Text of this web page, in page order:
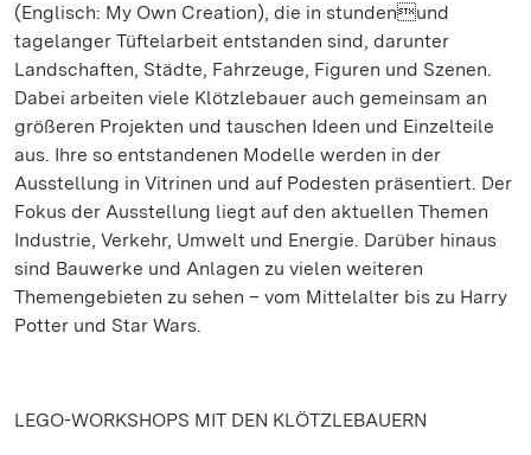
(Englisch: My Own Creation), die in stundenund
tagelanger Tüftelarbeit entstanden sind, darunter
Landschaften, Städte, Fahrzeuge, Figuren und Szenen.
Dabei arbeiten viele Klötzlebauer auch gemeinsam an
größeren Projekten und tauschen Ideen und Einzelteile
aus. Ihre so entstandenen Modelle werden in der
Ausstellung in Vitrinen und auf Podesten präsentiert. Der
Fokus der Ausstellung liegt auf den aktuellen Themen
Industrie, Verkehr, Umwelt und Energie. Darüber hinaus
sind Bauwerke und Anlagen zu vielen weiteren
Themengebieten zu sehen – vom Mittelalter bis zu Harry
Potter und Star Wars.
LEGO-WORKSHOPS MIT DEN KLÖTZLEBAUERN